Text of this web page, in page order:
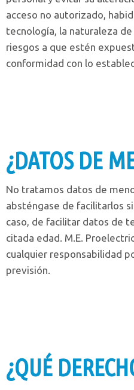
acceso no autorizado,
tecnología, la naturaleza
riesgos a que estén
conformidad con lo
¿DATOS DE
No tratamos datos de
absténgase de facilitarlos
caso, de facilitar datos de
citada edad. M.E.
cualquier responsabilidad
previsión.
¿QUÉ